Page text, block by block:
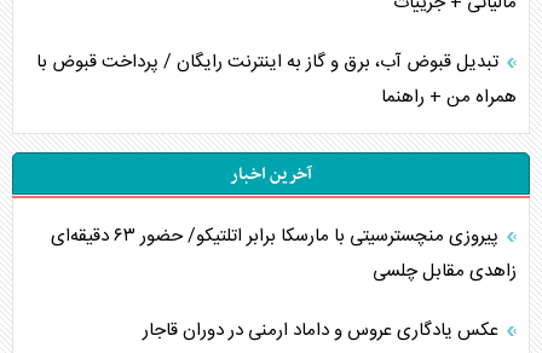
تبدیل قبوض آب، برق و گاز به اینترنت رایگان / پرداخت قبوض با
همراه من + راهنما
آخرین اخبار
پیروزی منچسترسیتی با مارسکا برابر اتلتیکو/ حضور ۶۳ دقیقه‌ای
زاهدی مقابل چلسی
عکس یادگاری عروس و داماد ارمنی در دوران قاجار